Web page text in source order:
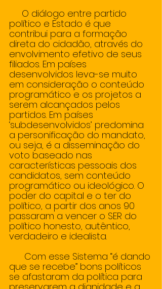
político e Estado é que
contribui para a formação
direta do cidadão, através do
envolvimento efetivo de seus
filiados. Em países
desenvolvidos leva-se muito
em consideração o conteúdo
programático e os projetos a
serem alcançados pelos
partidos. Em países
‘subdesenvolvidos’ predomina
a personificação do mandato,
ou seja, é a disseminação do
voto baseado nas
características pessoais dos
candidatos, sem conteúdo
programático ou ideológico. O
poder do capital e o ter do
político, a partir dos anos 90
passaram a vencer o SER do
político honesto, autêntico,
verdadeiro e idealista.
que se recebe” bons políticos
se afastaram da política para